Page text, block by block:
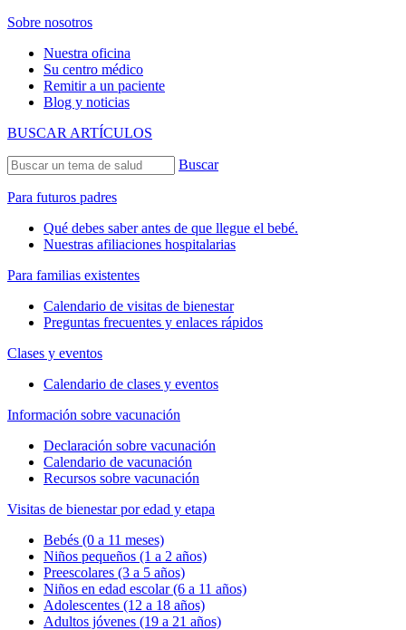
Sobre nosotros
Nuestra oficina
Su centro médico
Remitir a un paciente
Blog y noticias
BUSCAR ARTÍCULOS
Buscar
Para futuros padres
Qué debes saber antes de que llegue el bebé.
Nuestras afiliaciones hospitalarias
Para familias existentes
Calendario de visitas de bienestar
Preguntas frecuentes y enlaces rápidos
Clases y eventos
Calendario de clases y eventos
Información sobre vacunación
Declaración sobre vacunación
Calendario de vacunación
Recursos sobre vacunación
Visitas de bienestar por edad y etapa
Bebés (0 a 11 meses)
Niños pequeños (1 a 2 años)
Preescolares (3 a 5 años)
Niños en edad escolar (6 a 11 años)
Adolescentes (12 a 18 años)
Adultos jóvenes (19 a 21 años)